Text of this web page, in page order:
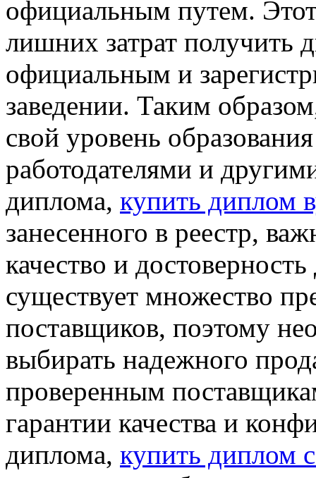
официальным путем.
лишних затрат получить
официальным и
заведении. Таким
свой уровень
работодателями и
диплома, купить диплом
занесенного в реестр,
качество и
существует множество
поставщиков, поэтому
выбирать надежного
проверенным
гарантии качества и
диплома, купить диплом